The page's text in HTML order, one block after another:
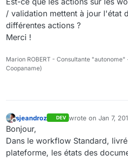
/ validation mettent à jour l'état
différentes actions ?
Merci !
Marion ROBERT - Consultante
Coopaname)
Offline
sjeandroz DEV wrote on Jan 7,
last edited by
Bonjour,
Dans le workflow Standard,
plateforme, les états des